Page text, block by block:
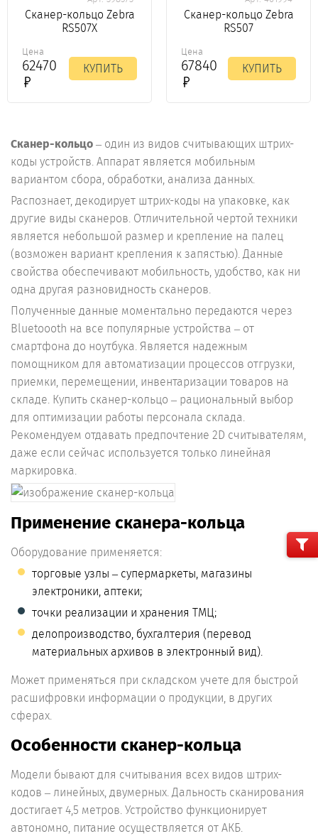
Сканер-кольцо Zebra
RS507X
Цена
62470 КУПИТЬ
Сканер-кольцо Zebra
RS507
Цена
67840 КУПИТЬ
Сканер-кольцо – один из видов считывающих штрих-
коды устройств. Аппарат является мобильным
вариантом сбора, обработки, анализа данных.
Распознает, декодирует штрих-коды на упаковке, как
другие виды сканеров. Отличительной чертой техники
является небольшой размер и крепление на палец
(возможен вариант крепления к запястью). Данные
свойства обеспечивают мобильность, удобство, как ни
одна другая разновидность сканеров.
Полученные данные моментально передаются через
Bluetoooth на все популярные устройства – от
смартфона до ноутбука. Является надежным
помощником для автоматизации процессов отгрузки,
приемки, перемещении, инвентаризации товаров на
складе. Купить сканер-кольцо – рациональный выбор
для оптимизации работы персонала склада.
Рекомендуем отдавать предпочтение 2D считывателям,
даже если сейчас используется только линейная
маркировка.
Применение сканера-кольца
Оборудование применяется:
торговые узлы – супермаркеты, магазины
электроники, аптеки;
точки реализации и хранения ТМЦ;
делопроизводство, бухгалтерия (перевод
материальных архивов в электронный вид).
Может применяться при складском учете для быстрой
расшифровки информации о продукции, в других
сферах.
Особенности сканер-кольца
Модели бывают для считывания всех видов штрих-
кодов – линейных, двумерных. Дальность сканирования
достигает 4,5 метров. Устройство функционирует
автономно, питание осуществляется от АКБ.